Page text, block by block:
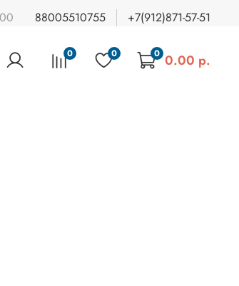
88005510755 +7(912)871-57-51
0 0 0 0.00 р.